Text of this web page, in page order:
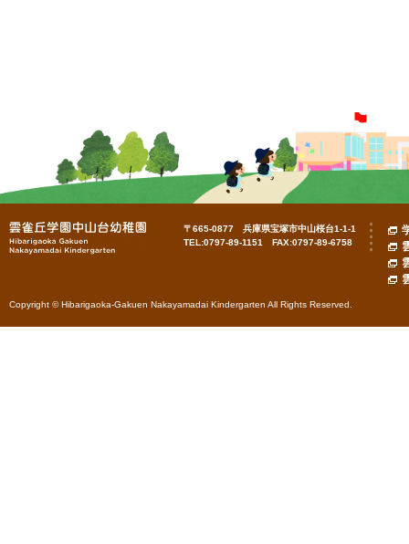
〒665-0877 兵庫県宝塚市中山桜台1-1-1
TEL:0797-89-1151 FAX:0797-89-6758
Copyright © Hibarigaoka-Gakuen Nakayamadai Kindergarten All Rights Reserved.